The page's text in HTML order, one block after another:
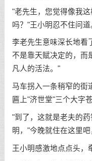
"老先生，您觉得像我
吗？"王小明忍不住问道
李老先生意味深长地看
不是靠天赋决定的，而
凡人的活法。"
马车拐入一条稍窄的街
匾上"济世堂"三个大字
"到了，这就是老夫的
明，"今晚就住在这里
王小明感激地点点头，